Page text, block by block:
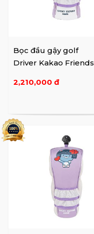
Bọc đầu gậy golf
Driver Kakao Friends
2,210,000 đ